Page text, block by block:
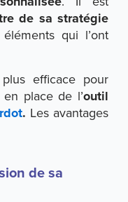
de sa stratégie
qui l’ont
efficace pour
place de l’outil
. Les avantages
de sa